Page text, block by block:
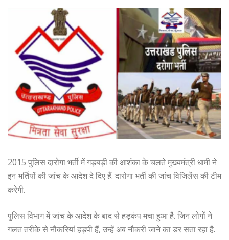
2015 पुलिस दारोगा भर्ती में गड़बड़ी की आशंका के चलते मुख्यमंत्री धामी ने
इन भर्तियों की जांच के आदेश दे दिए हैं. दारोगा भर्ती की जांच विजिलेंस की टीम
करेगी.
पुलिस विभाग में जांच के आदेश के बाद से हड़कंप मचा हुआ है. जिन लोगों ने
गलत तरीके से नौकरियां हड़पी हैं, उन्हें अब नौकरी जाने का डर सता रहा है.